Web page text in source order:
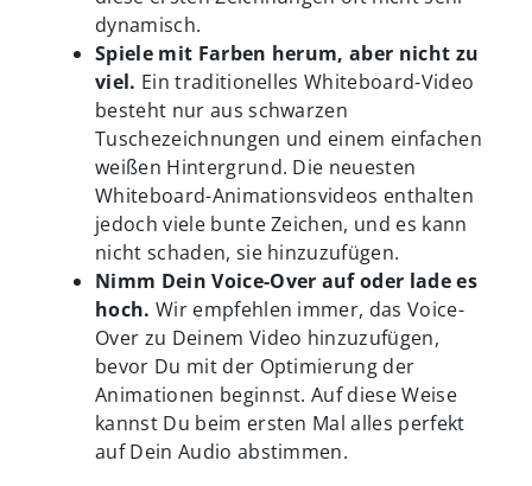
dynamisch.
Spiele mit Farben herum, aber nicht zu
viel. Ein traditionelles Whiteboard-Video
besteht nur aus schwarzen
Tuschezeichnungen und einem einfachen
weißen Hintergrund. Die neuesten
Whiteboard-Animationsvideos enthalten
jedoch viele bunte Zeichen, und es kann
nicht schaden, sie hinzuzufügen.
Nimm Dein Voice-Over auf oder lade es
hoch. Wir empfehlen immer, das Voice-
Over zu Deinem Video hinzuzufügen,
bevor Du mit der Optimierung der
Animationen beginnst. Auf diese Weise
kannst Du beim ersten Mal alles perfekt
auf Dein Audio abstimmen.